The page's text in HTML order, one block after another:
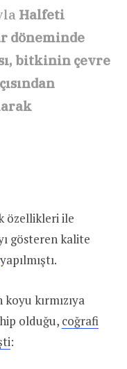
Halfeti
döneminde
bitkinin çevre
özellikleri ile
gösteren kalite
yapılmıştı.
kırmızıya
olduğu, coğrafi
: